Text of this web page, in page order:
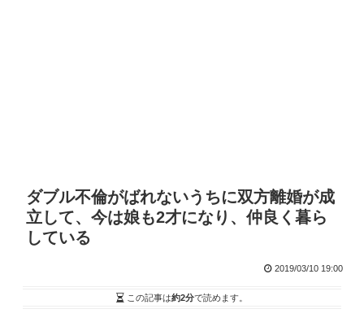
ダブル不倫がばれないうちに双方離婚が成
立して、今は娘も2才になり、仲良く暮ら
している
2019/03/10 19:00
この記事は約2分で読めます。